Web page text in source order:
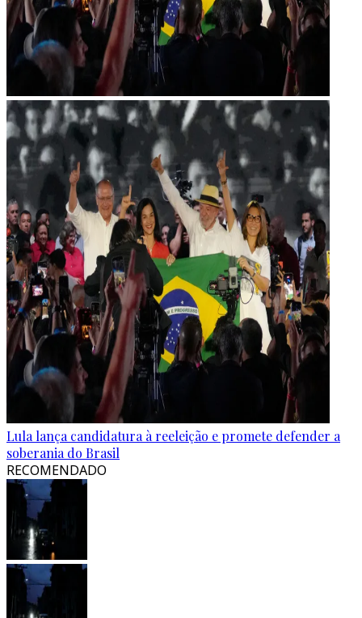
Lula lança candidatura à reeleição e promete defender a
soberania do Brasil
RECOMENDADO